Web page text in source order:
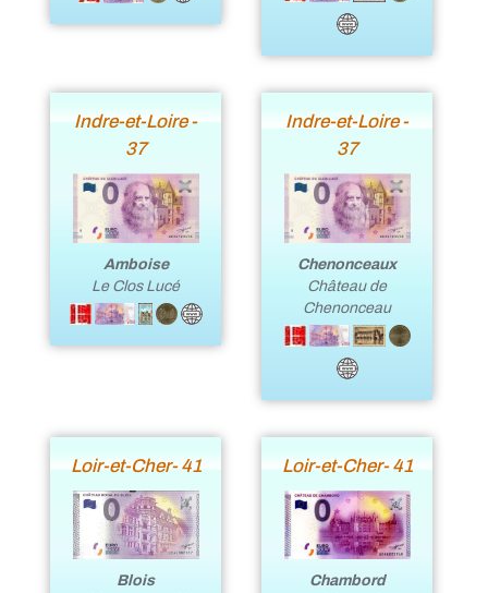
Indre-et-Loire -
37
Amboise
Le Clos Lucé
Indre-et-Loire -
37
Chenonceaux
Château de
Chenonceau
Loir-et-Cher- 41
Blois
Loir-et-Cher- 41
Chambord